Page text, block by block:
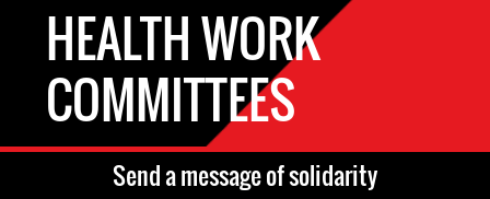
HEALTH WORK
COMMITTEES
Send a message of solidarity